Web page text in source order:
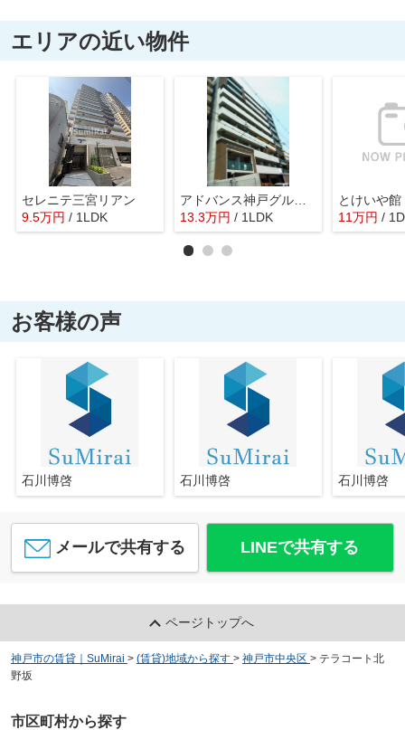
エリアの近い物件
セレニテ三宮リアン
9.5万円 / 1LDK
アドバンス神戸グルーブ
13.3万円 / 1LDK
とけいや
11万円 /
お客様の声
石川博啓 石川博啓 石川博啓
メールで共有する LINEで共有する
ページトップへ
神戸市の賃貸｜SuMirai > (賃貸)地域から探す > 神戸市中央区 > テラコート北
野坂
市区町村から探す